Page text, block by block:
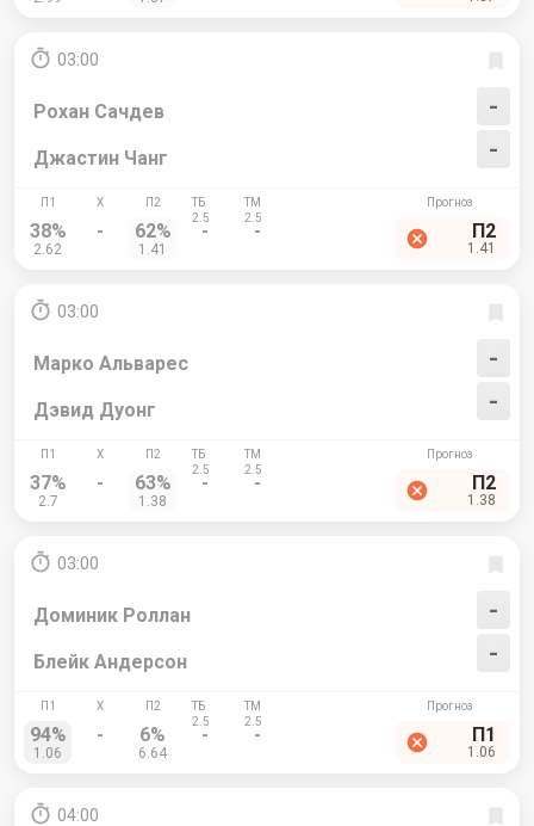
03:00
Рохан Сачдев
-
-
Джастин Чанг
38%
2.62
- 62%
1.41
- - П2
1.41
03:00
Марко Альварес
-
-
Дэвид Дуонг
37%
2.7
- 63%
1.38
- - П2
1.38
03:00
Доминик Роллан
-
-
Блейк Андерсон
94%
1.06
- 6%
6.64
- - П1
1.06
04:00